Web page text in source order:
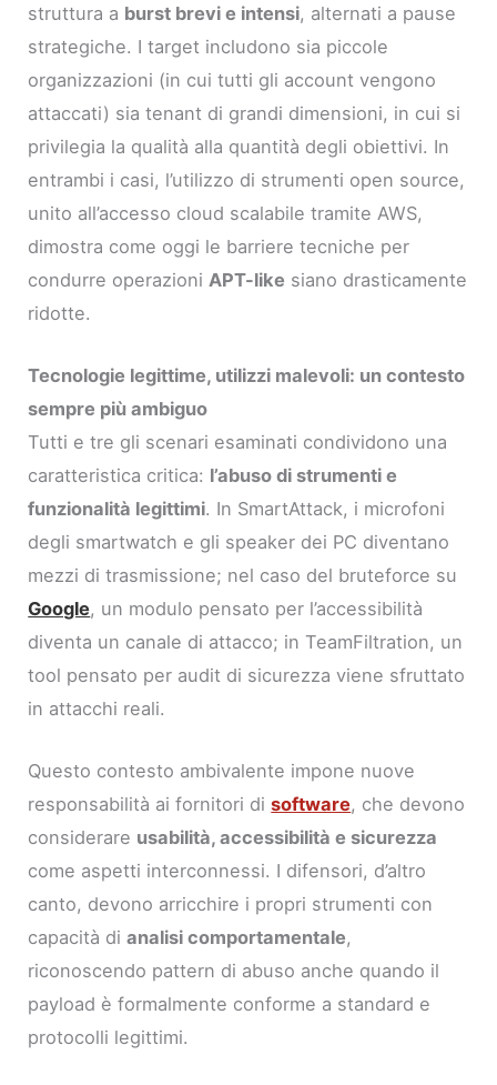
struttura a burst brevi e intensi, alternati a pause
strategiche. I target includono sia piccole
organizzazioni (in cui tutti gli account vengono
attaccati) sia tenant di grandi dimensioni, in cui si
privilegia la qualità alla quantità degli obiettivi. In
entrambi i casi, l’utilizzo di strumenti open source,
unito all’accesso cloud scalabile tramite AWS,
dimostra come oggi le barriere tecniche per
condurre operazioni APT-like siano drasticamente
ridotte.
Tecnologie legittime, utilizzi malevoli: un contesto
sempre più ambiguo
Tutti e tre gli scenari esaminati condividono una
caratteristica critica: l’abuso di strumenti e
funzionalità legittimi. In SmartAttack, i microfoni
degli smartwatch e gli speaker dei PC diventano
mezzi di trasmissione; nel caso del bruteforce su
Google, un modulo pensato per l’accessibilità
diventa un canale di attacco; in TeamFiltration, un
tool pensato per audit di sicurezza viene sfruttato
in attacchi reali.
Questo contesto ambivalente impone nuove
responsabilità ai fornitori disoftware, che devono
considerare usabilità, accessibilità e sicurezza
come aspetti interconnessi. I difensori, d’altro
canto, devono arricchire i propri strumenti con
capacità dianalisi comportamentale,
riconoscendo pattern di abuso anche quando il
payload è formalmente conforme a standard e
protocolli legittimi.